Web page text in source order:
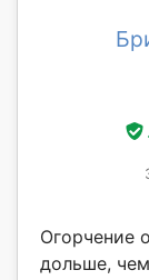
Огорчение
дольше,